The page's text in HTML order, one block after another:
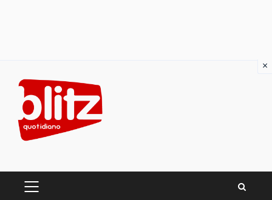
content
PRIMARY
×